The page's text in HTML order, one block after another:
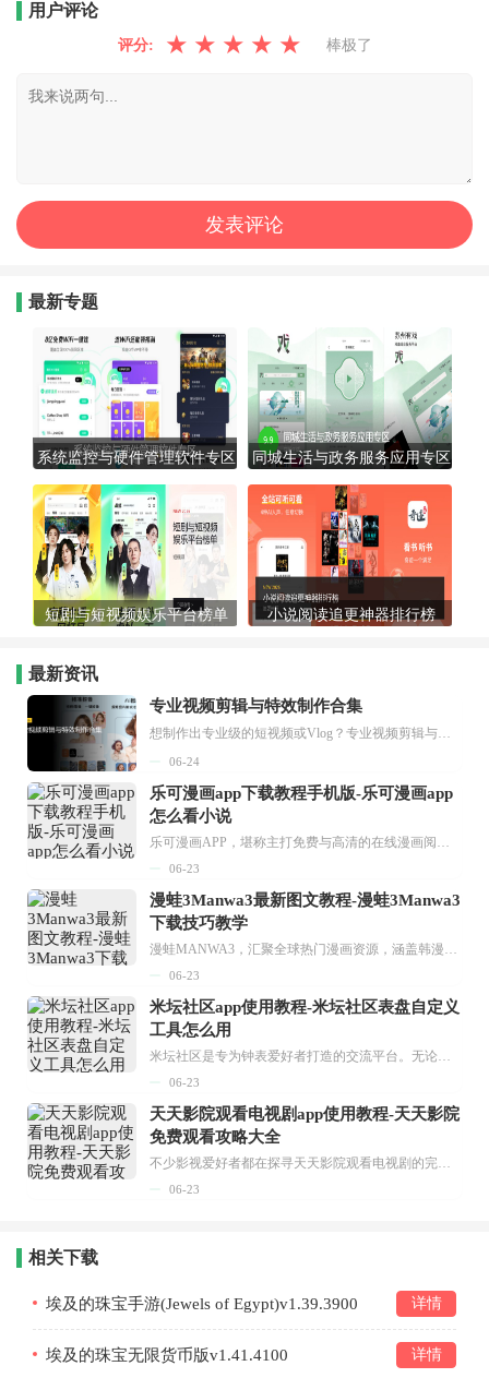
用户评论
评分: ★ ★ ★ ★ ★ 棒极了
最新专题
系统监控与硬件管理软件专区 同城生活与政务服务应用专区
短剧与短视频娱乐平台榜单 小说阅读追更神器排行榜
最新资讯
专业视频剪辑与特效制作合集
想制作出专业级的短视频或Vlog？专业视频剪辑与特效制作大全专题为你提供了从剪辑、抠像到特效包装的全套解决方案。无论是添加炫酷的片头、进行精准的视频抠图，还是制...
06-24
乐可漫画app下载教程手机版-乐可漫画app
怎么看小说
乐可漫画APP，堪称主打免费与高清的在线漫画阅读神器。其官方版提供海量完整版漫画资源，无论是国内漫画，还是日漫、韩漫、台漫、美漫等国外漫画，应有尽有，随时供你阅读。只需轻点一下，便能直接进入阅读界面。不仅如此，乐可漫画最新版本更新速度极快，在这里，你总能抢先看到全网一手漫画章节内容！...
06-23
漫蛙3Manwa3最新图文教程-漫蛙3Manwa3
下载技巧教学
漫蛙MANWA3，汇聚全球热门漫画资源，涵盖韩漫、欧美漫画、国漫等多种类型，题材丰富多样，全方位满足用户阅读喜好。它不仅是阅读平台，更是创作平台，为广大用户打造零门槛创作环境。...
06-23
米坛社区app使用教程-米坛社区表盘自定义
工具怎么用
米坛社区是专为钟表爱好者打造的交流平台。无论你是初涉钟表领域的普通爱好者，还是拥有多年收藏经验的资深玩家，都能在此找到属于自己的天地。 无需注册，就能轻松参与其中。通过专业的讨论论坛与丰富的交互功能，你可与世界各地的钟表爱好者畅快交流。若你钟情于钟表，米坛社区无疑是值得一试的理想之选。在这里，你能获取最新的手表资讯，交流见解，提升鉴赏品味，让每一块手表都成为收藏故事中重要的一部分。感兴趣的朋友，不要错过下载机会。...
06-23
天天影院观看电视剧app使用教程-天天影院
免费观看攻略大全
不少影视爱好者都在探寻天天影院观看电视剧的完整方法，结合最新平台使用规则，本篇新手入门攻略全面讲解观看渠道、检索流程、播放设置以及画面模式调整等实用内容。全文适配手机、电脑等主流设备，步骤简洁易懂，无论是初次使用的新手，还是想要优化观影体验的用户，都能参照内容快速上手，熟练掌握平台各项操作技巧，轻松畅享影视内容。...
06-23
相关下载
埃及的珠宝手游(Jewels of Egypt)v1.39.3900 详情
埃及的珠宝无限货币版v1.41.4100 详情